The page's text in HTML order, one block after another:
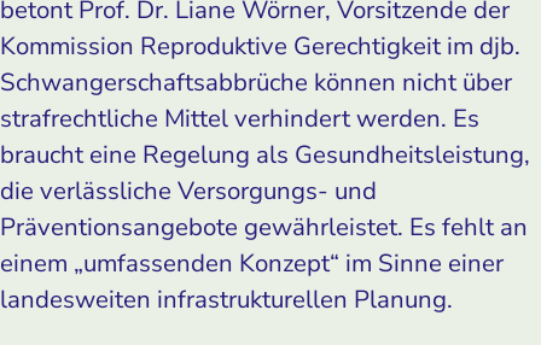
betont Prof. Dr. Liane Wörner, Vorsitzende der
Kommission Reproduktive Gerechtigkeit im djb.
Schwangerschaftsabbrüche können nicht über
strafrechtliche Mittel verhindert werden. Es
braucht eine Regelung als Gesundheitsleistung,
die verlässliche Versorgungs- und
Präventionsangebote gewährleistet. Es fehlt an
einem „umfassenden Konzept“ im Sinne einer
landesweiten infrastrukturellen Planung.